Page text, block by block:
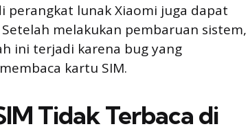
perangkat lunak Xiaomi juga dapat
melakukan pembaruan sistem,
ini terjadi karena bug yang
kartu SIM.
Tidak Terbaca di